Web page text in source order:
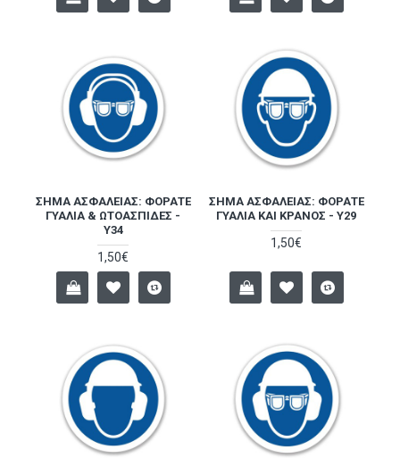
ΣΉΜΑ ΑΣΦΑΛΕΊΑΣ: ΦΟΡΆΤΕ
ΓΥΑΛΙΆ & ΩΤΟΑΣΠΊΔΕΣ -
Y34
1,50€
ΣΉΜΑ ΑΣΦΑΛΕΊΑΣ: ΦΟΡΆΤΕ
ΓΥΑΛΙΆ ΚΑΙ ΚΡΆΝΟΣ - Y29
1,50€